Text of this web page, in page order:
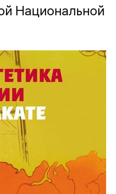
Национальной